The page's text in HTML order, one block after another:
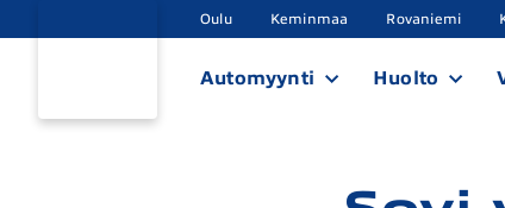
Oulu Keminmaa Rovaniemi
Automyynti Huolto